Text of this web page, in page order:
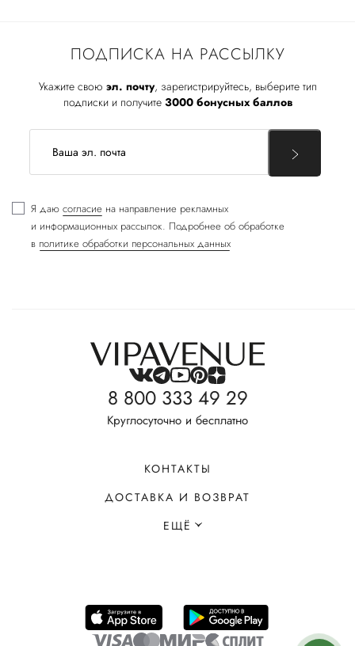
ПОДПИСКА НА РАССЫЛКУ
Укажите свою эл. почту, зарегистрируйтесь, выберите тип
подписки и получите 3000 бонусных баллов
Я даю согласие на направление рекламных
и информационных рассылок. Подробнее об обработке
в политике обработки персональных данных
8 800 333 49 29
Круглосуточно и бесплатно
КОНТАКТЫ
ДОСТАВКА И ВОЗВРАТ
ЕЩЁ